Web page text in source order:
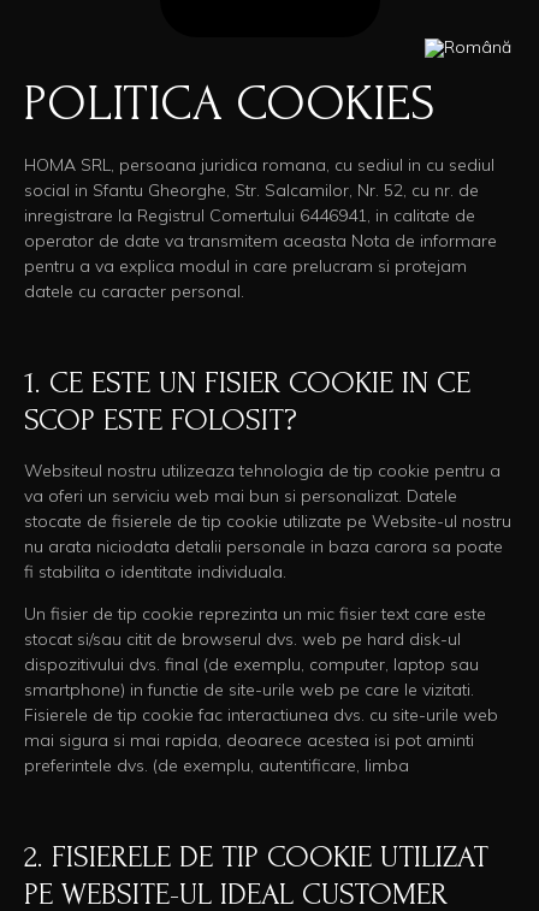
POLITICA COOKIES
HOMA SRL, persoana juridica romana, cu sediul in cu sediul
social in Sfantu Gheorghe, Str. Salcamilor, Nr. 52, cu nr. de
inregistrare la Registrul Comertului 6446941, in calitate de
operator de date va transmitem aceasta Nota de informare
pentru a va explica modul in care prelucram si protejam
datele cu caracter personal.
1. CE ESTE UN FISIER COOKIE IN CE
SCOP ESTE FOLOSIT?
Websiteul nostru utilizeaza tehnologia de tip cookie pentru a
va oferi un serviciu web mai bun si personalizat. Datele
stocate de fisierele de tip cookie utilizate pe Website-ul nostru
nu arata niciodata detalii personale in baza carora sa poate
fi stabilita o identitate individuala.
Un fisier de tip cookie reprezinta un mic fisier text care este
stocat si/sau citit de browserul dvs. web pe hard disk-ul
dispozitivului dvs. final (de exemplu, computer, laptop sau
smartphone) in functie de site-urile web pe care le vizitati.
Fisierele de tip cookie fac interactiunea dvs. cu site-urile web
mai sigura si mai rapida, deoarece acestea isi pot aminti
preferintele dvs. (de exemplu, autentificare, limba
2. FISIERELE DE TIP COOKIE UTILIZAT
PE WEBSITE-UL IDEAL CUSTOMER